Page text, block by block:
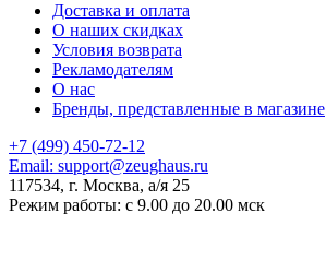
Доставка и оплата
О наших скидках
Условия возврата
Рекламодателям
О нас
Бренды, представленные в магазине
+7 (499) 450-72-12
Email: support@zeughaus.ru
117534, г. Москва, а/я 25
Режим работы: с 9.00 до 20.00 мск